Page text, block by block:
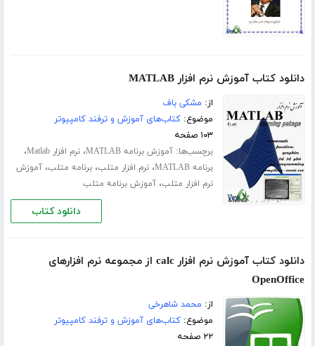
دانلود کتاب آموزش نرم افزار MATLAB
از: مشکی باف
موضوع:کتاب‌های آموزش و ترفند کامپیوتر
۱۰۳ صفحه
برچسب‌ها:آموزش برنامه MATLAB ،نرم افزار Matlab ،
برنامه MATLAB ،نرم افزار متلب،برنامه متلب،آموزش
نرم افزار متلب،آموزش برنامه متلب
دانلود کتاب
دانلود کتاب آموزش نرم افزار calc از مجموعه نرم افزارهای
OpenOffice
از: محمد شاهرخی
موضوع:کتاب‌های آموزش و ترفند کامپیوتر
۲۲ صفحه